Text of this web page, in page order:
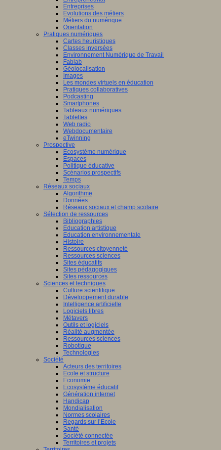
Entreprises
Evolutions des métiers
Métiers du numérique
Orientation
Pratiques numériques
Cartes heuristiques
Classes inversées
Environnement Numérique de Travail
Fablab
Géolocalisation
Images
Les mondes virtuels en éducation
Pratiques collaboratives
Podcasting
Smartphones
Tableaux numériques
Tablettes
Web radio
Webdocumentaire
eTwinning
Prospective
Ecosystème numérique
Espaces
Politique éducative
Scénarios prospectifs
Temps
Réseaux sociaux
Algorithme
Données
Réseaux sociaux et champ scolaire
Sélection de ressources
Bibliographies
Education artistique
Education environnementale
Histoire
Ressources citoyenneté
Ressources sciences
Sites éducatifs
Sites pédagogiques
Sites ressources
Sciences et techniques
Culture scientifique
Développement durable
Intelligence artificielle
Logiciels libres
Métavers
Outils et logiciels
Réalité augmentée
Ressources sciences
Robotique
Technologies
Société
Acteurs des territoires
Ecole et structure
Economie
Ecosystème éducatif
Génération internet
Handicap
Mondialisation
Normes scolaires
Regards sur l’Ecole
Santé
Société connectée
Territoires et projets